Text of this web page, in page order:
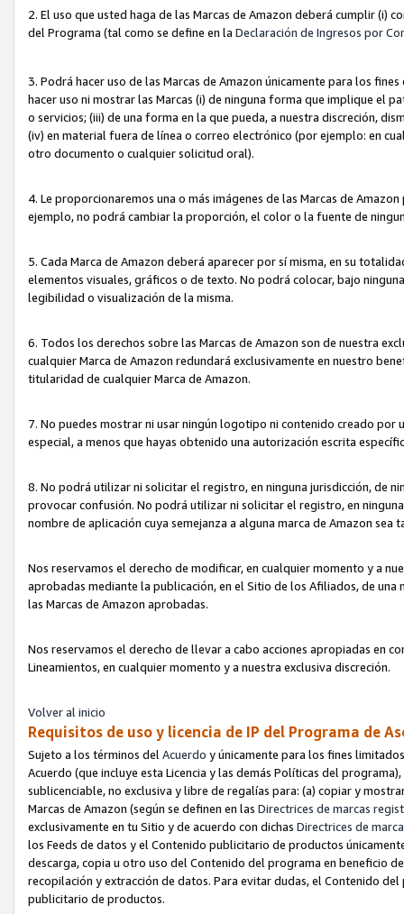
2. El uso que usted haga de las Marcas de Amazon deberá cumplir (i)
del Programa (tal como se define en la Declaración de Ingresos por
3. Podrá hacer uso de las Marcas de Amazon únicamente para los
hacer uso ni mostrar las Marcas (i) de ninguna forma que implique el
o servicios; (iii) de una forma en la que pueda, a nuestra discreción,
(iv) en material fuera de línea o correo electrónico (por ejemplo: en
otro documento o cualquier solicitud oral).
4. Le proporcionaremos una o más imágenes de las Marcas de
ejemplo, no podrá cambiar la proporción, el color o la fuente de
5. Cada Marca de Amazon deberá aparecer por sí misma, en su
elementos visuales, gráficos o de texto. No podrá colocar, bajo
legibilidad o visualización de la misma.
6. Todos los derechos sobre las Marcas de Amazon son de nuestra
cualquier Marca de Amazon redundará exclusivamente en nuestro
titularidad de cualquier Marca de Amazon.
7. No puedes mostrar ni usar ningún logotipo ni contenido creado por
especial, a menos que hayas obtenido una autorización escrita
8. No podrá utilizar ni solicitar el registro, en ninguna jurisdicción, de
provocar confusión. No podrá utilizar ni solicitar el registro, en
nombre de aplicación cuya semejanza a alguna marca de Amazon
Nos reservamos el derecho de modificar, en cualquier momento y a
aprobadas mediante la publicación, en el Sitio de los Afiliados, de
las Marcas de Amazon aprobadas.
Nos reservamos el derecho de llevar a cabo acciones apropiadas en
Lineamientos, en cualquier momento y a nuestra exclusiva discreción.
Volver al inicio
Requisitos de uso y licencia de IP del Programa de
Sujeto a los términos del Acuerdo y únicamente para los fines
Acuerdo (que incluye esta Licencia y las demás Políticas del
sublicenciable, no exclusiva y libre de regalías para: (a) copiar y
Marcas de Amazon (según se definen en las Directrices de marcas
exclusivamente en tu Sitio y de acuerdo con dichas Directrices de
los Feeds de datos y el Contenido publicitario de productos
descarga, copia u otro uso del Contenido del programa en beneficio
recopilación y extracción de datos. Para evitar dudas, el Contenido
publicitario de productos.